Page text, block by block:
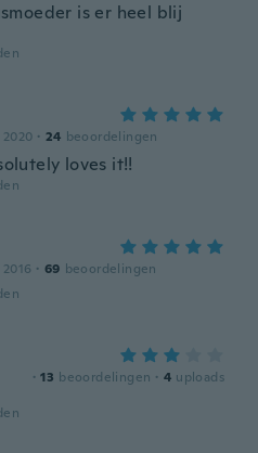
is er heel blij
· 24 beoordelingen
loves it!!
· 69 beoordelingen
· 13 beoordelingen · 4 uploads